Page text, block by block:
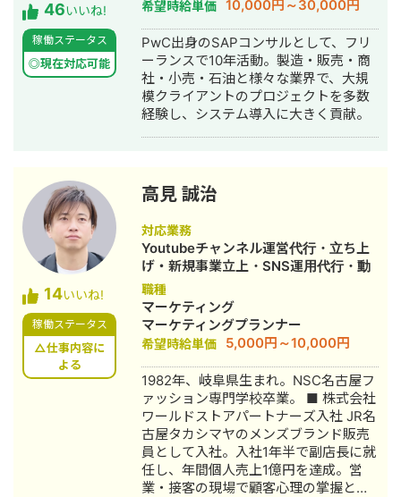
具体的に提案させて頂きます。 一度ビ
デオ会議でお話してみませんか？もち
ろん無料です。 【Google Apps
Script、Appsheetで開発するメリッ
ト】 ★月々にかかる費用がタダ！
Googleアカウントさえあれば利用可能
なので月々にかかる費用が0円です。
GASによる開発は、長期的にみて非常
で、作業量が少なく済み、その分コス
トを抑えることができます。 ★他の
Googleサービスとの連携ができるので
自由度が高い Google WorkSpace間の
連携ができるので、用途に合わせて自
由度高くシステムを作ることができま
す。 GAS、Appsheetの経験が豊富な
私に開発をお任せ頂ければ、御社の業
務の効率化に貢献することが可能で
す。是非宜しくお願い致します。 【無
料ヒアリング】 ★無料ヒアリング予約
フォーム★
https://forms.gle/f7DVaUkwYAMdyMxf7
46いいね!
稼働ステータス
◎現在対応可能
希望時給単価 10,000円～30,000円
PwC出身のSAPコンサルとして、フリ
ーランスで10年活動。製造・販売・商
社・小売・石油と様々な業界で、大規
模クライアントのプロジェクトを多数
経験し、システム導入に大きく貢献。
14いいね!
稼働ステータス
△仕事内容に
よる
高見 誠治
対応業務
Youtubeチャンネル運営代行・立ち上
げ・新規事業立上・SNS運用代行・動
画制作・動画編集
職種
マーケティング
マーケティングプランナー
希望時給単価 5,000円～10,000円
1982年、岐阜県生まれ。NSC名古屋フ
ァッション専門学校卒業。 ■ 株式会社
ワールドストアパートナーズ入社 JR名
古屋タカシマヤのメンズブランド販売
員として入社。入社1年半で副店長に就
任し、年間個人売上1億円を達成。営
業・接客の現場で顧客心理の掌握と売